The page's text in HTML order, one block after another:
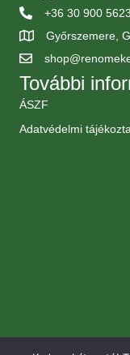
+36 30 900 5623
Győrszemere,
További
ÁSZF
Adatvédelmi